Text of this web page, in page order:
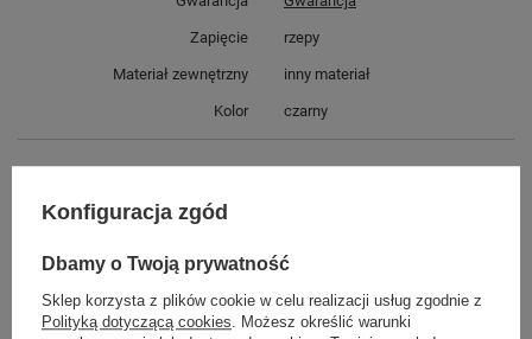
Zapięcie rzepy
Materiał zewnętrzny inny materiał
Kolor czarny
Czas na reklamację z tytułu rękojmi
rękojmia wyłączona dla przedsiębiorców
Adres do reklamacji
Butomania.pl
Kościuszki 27b
85-079 Bydgoszcz
Konfiguracja zgód
Dbamy o Twoją prywatność
Sklep korzysta z plików cookie w celu realizacji usług zgodnie z
Polityką dotyczącą cookies. Możesz określić warunki